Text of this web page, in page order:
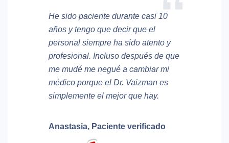
He sido paciente durante casi 10
años y tengo que decir que el
personal siempre ha sido atento y
profesional. Incluso después de que
me mudé me negué a cambiar mi
médico porque el Dr. Vaizman es
simplemente el mejor que hay.
Anastasia, Paciente verificado